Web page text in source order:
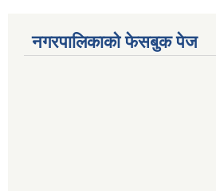
नगरपालिकाको फेसबुक पेज